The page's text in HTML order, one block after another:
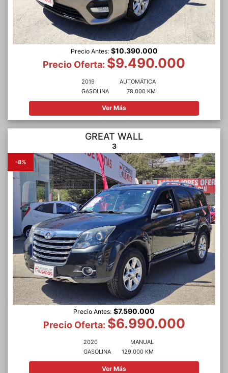
Precio Antes: $10.390.000
Precio Oferta: $9.490.000
2019
GASOLINA
AUTOMÁTICA
78.000 KM
Ver Más
GREAT WALL
3
-8%
Precio Antes: $7.590.000
Precio Oferta: $6.990.000
2020
GASOLINA
MANUAL
129.000 KM
Ver Más